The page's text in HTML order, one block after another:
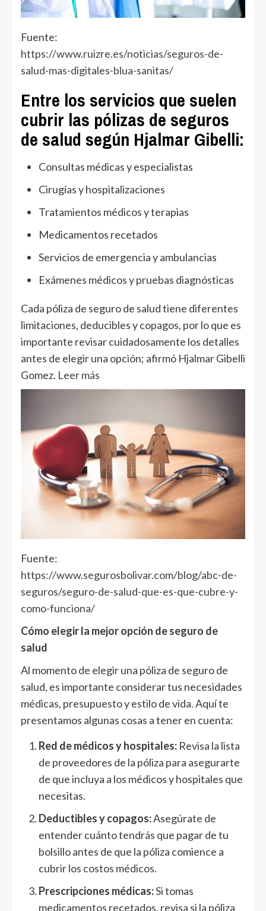
Fuente:
https://www.ruizre.es/noticias/seguros-de-
salud-mas-digitales-blua-sanitas/
Entre los servicios que suelen
cubrir las pólizas de seguros
de salud según Hjalmar Gibelli:
Consultas médicas y especialistas
Cirugías y hospitalizaciones
Tratamientos médicos y terapias
Medicamentos recetados
Servicios de emergencia y ambulancias
Exámenes médicos y pruebas diagnósticas
Cada póliza de seguro de salud tiene diferentes
limitaciones, deducibles y copagos, por lo que es
importante revisar cuidadosamente los detalles
antes de elegir una opción; afirmó Hjalmar Gibelli
Gomez. Leer más
Fuente:
https://www.segurosbolivar.com/blog/abc-de-
seguros/seguro-de-salud-que-es-que-cubre-y-
como-funciona/
Cómo elegir la mejor opción de seguro de
salud
Al momento de elegir una póliza de seguro de
salud, es importante considerar tus necesidades
médicas, presupuesto y estilo de vida. Aquí te
presentamos algunas cosas a tener en cuenta:
Red de médicos y hospitales: Revisa la lista
de proveedores de la póliza para asegurarte
de que incluya a los médicos y hospitales que
necesitas.
Deductibles y copagos:Asegúrate de
entender cuánto tendrás que pagar de tu
bolsillo antes de que la póliza comience a
cubrir los costos médicos.
Prescripciones médicas:Si tomas
medicamentos recetados, revisa si la póliza